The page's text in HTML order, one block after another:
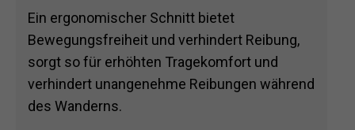
Ein ergonomischer Schnitt bietet
Bewegungsfreiheit und verhindert Reibung,
sorgt so für erhöhten Tragekomfort und
verhindert unangenehme Reibungen während
des Wanderns.